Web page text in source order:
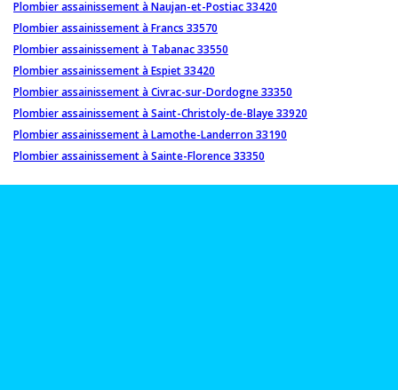
Plombier assainissement à Naujan-et-Postiac 33420
Plombier assainissement à Francs 33570
Plombier assainissement à Tabanac 33550
Plombier assainissement à Espiet 33420
Plombier assainissement à Civrac-sur-Dordogne 33350
Plombier assainissement à Saint-Christoly-de-Blaye 33920
Plombier assainissement à Lamothe-Landerron 33190
Plombier assainissement à Sainte-Florence 33350